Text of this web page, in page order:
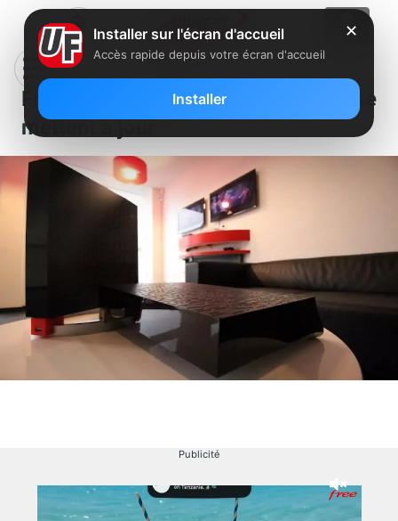
Freebox : plusieurs applications se
mettent à jour
Publicité
✕
Installer sur l'écran d'accueil
Accès rapide depuis votre écran d'accueil
Installer